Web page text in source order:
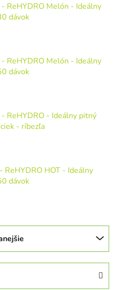
ReHYDRO Melón - Ideálny
dávok
ReHYDRO Melón - Ideálny
dávok
ReHYDRO - Ideálny pitný
- ríbezľa
ReHYDRO HOT - Ideálny
dávok